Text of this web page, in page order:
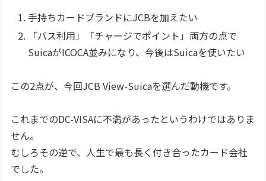
手持ちカードブランドにJCBを加えたい
「バス利用」「チャージでポイント」両方の点で
SuicaがICOCA並みになり、今後はSuicaを使いたい
この2点が、今回JCB View-Suicaを選んだ動機です。
これまでのDC-VISAに不満があったというわけではありま
せん。
むしろその逆で、人生で最も長く付き合ったカード会社
でした。